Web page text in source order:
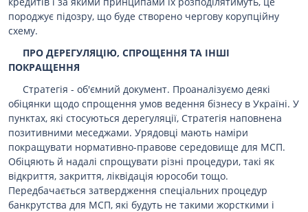
породжує підозру, що буде створено чергову корупційну
схему.
ПРО ДЕРЕГУЛЯЦІЮ, СПРОЩЕННЯ ТА ІНШІ
ПОКРАЩЕННЯ
Стратегія - об'ємний документ. Проаналізуємо деякі
обіцянки щодо спрощення умов ведення бізнесу в Україні. У
пунктах, які стосуються дерегуляції, Стратегія наповнена
позитивними меседжами. Урядовці мають наміри
покращувати нормативно-правове середовище для МСП.
Обіцяють й надалі спрощувати різні процедури, такі як
відкриття, закриття, ліквідація юрособи тощо.
Передбачається затвердження спеціальних процедур
банкрутства для МСП, які будуть не такими жорсткими і